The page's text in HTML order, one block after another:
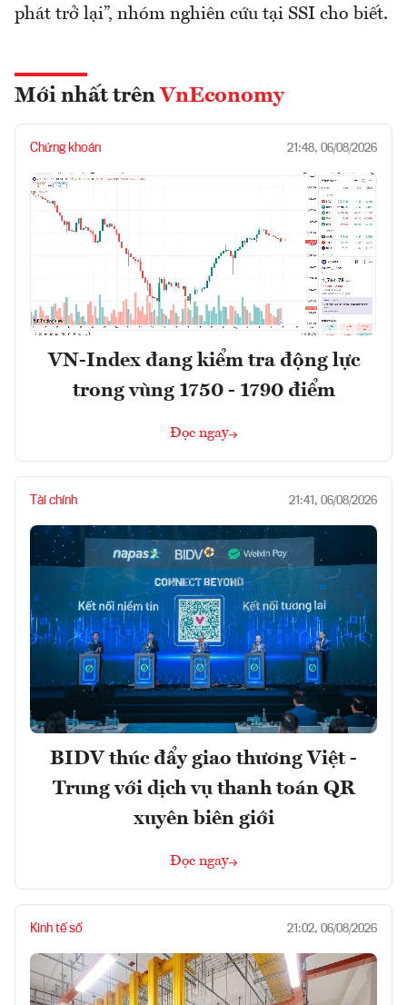
phát trở lại”, nhóm nghiên cứu tại SSI cho biết.
Mới nhất trên VnEconomy
Chứng khoán 21:48, 06/08/2026
VN-Index đang kiểm tra động lực
trong vùng 1750 - 1790 điểm
Đọc ngay
Tài chính 21:41, 06/08/2026
BIDV thúc đẩy giao thương Việt -
Trung với dịch vụ thanh toán QR
xuyên biên giới
Đọc ngay
Kinh tế số 21:02, 06/08/2026